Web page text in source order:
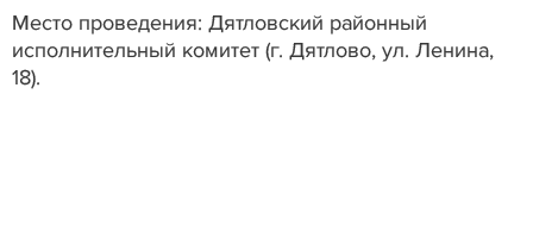
Место проведения: Дятловский районный
исполнительный комитет (г. Дятлово, ул. Ленина,
18).